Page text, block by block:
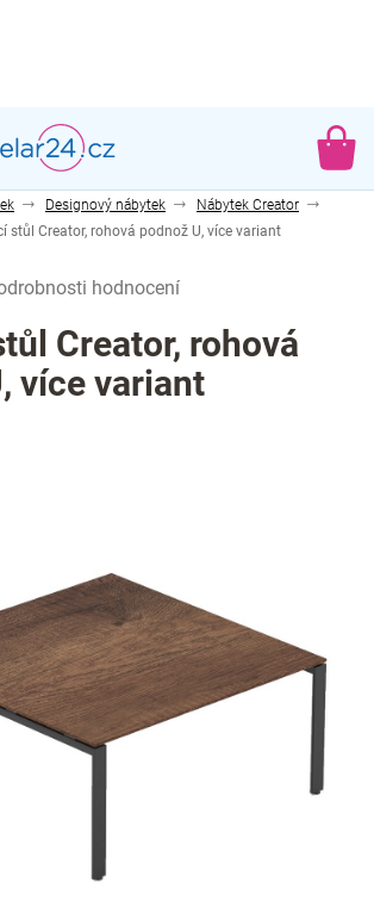
Designový nábytek
Nábytek Creator
stůl Creator, rohová podnož U, více variant
hodnocení
Creator, rohová
více variant